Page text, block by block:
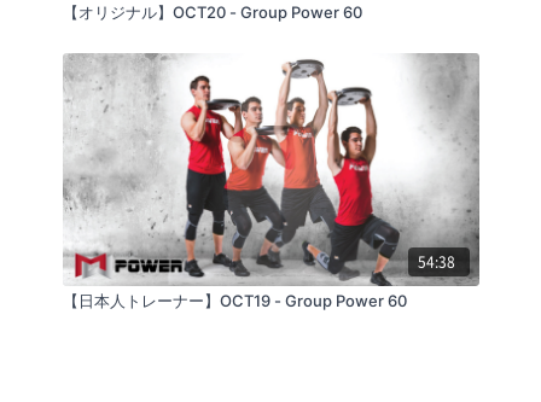
【オリジナル】OCT20 - Group Power 60
54:38
【日本人トレーナー】OCT19 - Group Power 60